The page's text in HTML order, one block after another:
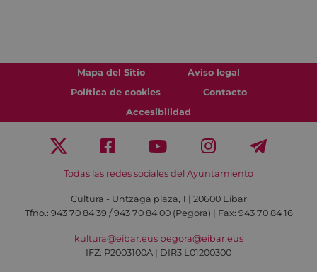
Mapa del Sitio
Aviso legal
Política de cookies
Contacto
Accesibilidad
Todas las redes sociales del Ayuntamiento
Cultura - Untzaga plaza, 1 | 20600 Eibar
Tfno.: 943 70 84 39 / 943 70 84 00 (Pegora) | Fax: 943 70 84 16
kultura@eibar.eus pegora@eibar.eus
IFZ: P2003100A | DIR3 L01200300